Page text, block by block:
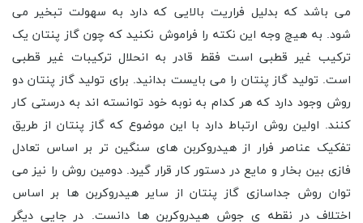
می باشد که بدلیل فراریت بالایی که دارد به سهولت تبخیر می
شود. به هیچ وجه این نکته را فراموش نکنید که چون گاز پنتان یک
ترکیب غیر قطبی است فقط قادر به انحلال ترکیبات غیر قطبی
است. تولید گاز پنتان را می بایست بدانید. برای تولید گاز پنتان دو
روش وجود دارد که هر کدام به نوبه خود توانسته اند به درستی کار
کنند. اولین روش ارتباط دارد با این موضوع که گاز پنتان از طریق
تفکیک عناصر فرار از هیدروکربن های سنگین تر بر اساس تعادل
فازی بین بخار و مایع در دستور کار قرار گیرد. دومین روش را نیز می
توان روش جداسازی گاز پنتان از سایر هیدروکربن ها بر اساس
اختلاف در نقطه ی جوش هیدروکربن ها دانست. در جایی دیگر